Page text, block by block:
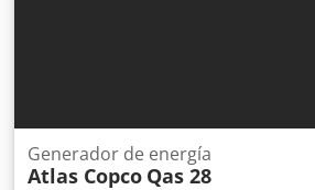
Generador de energía
Atlas Copco Qas 28